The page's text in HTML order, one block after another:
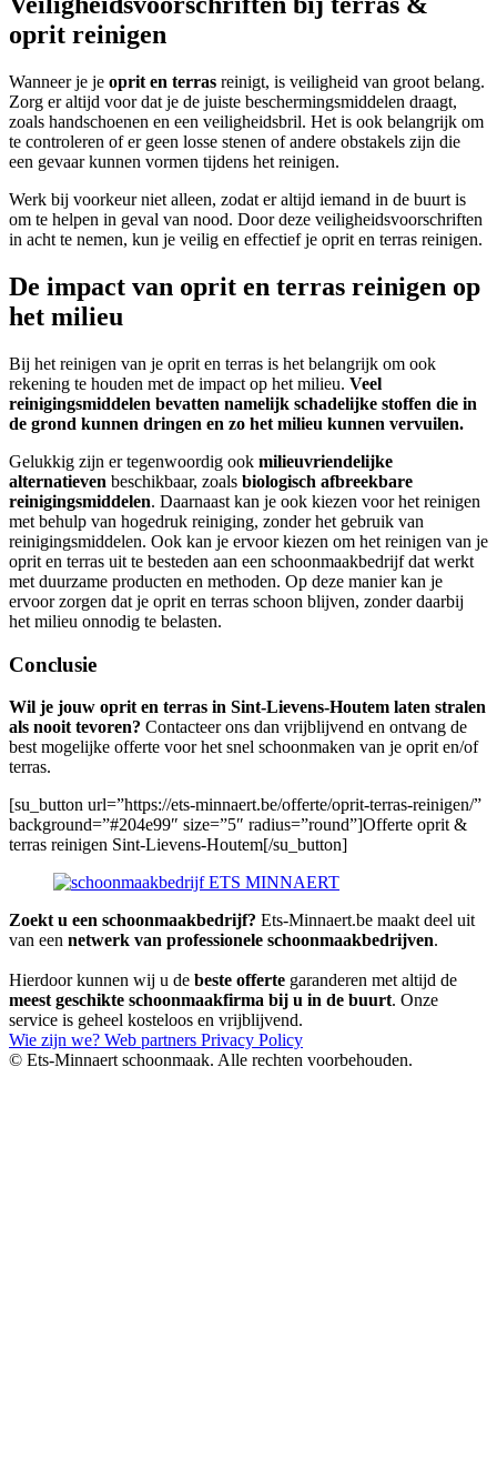
oprit reinigen
Wanneer je je oprit en terras reinigt, is veiligheid van groot belang.
Zorg er altijd voor dat je de juiste beschermingsmiddelen draagt,
zoals handschoenen en een veiligheidsbril. Het is ook belangrijk om
te controleren of er geen losse stenen of andere obstakels zijn die
een gevaar kunnen vormen tijdens het reinigen.
Werk bij voorkeur niet alleen, zodat er altijd iemand in de buurt is
om te helpen in geval van nood. Door deze veiligheidsvoorschriften
in acht te nemen, kun je veilig en effectief je oprit en terras reinigen.
De impact van oprit en terras reinigen op
het milieu
Bij het reinigen van je oprit en terras is het belangrijk om ook
rekening te houden met de impact op het milieu. Veel
reinigingsmiddelen bevatten namelijk schadelijke stoffen die in
de grond kunnen dringen en zo het milieu kunnen vervuilen.
Gelukkig zijn er tegenwoordig ook milieuvriendelijke
alternatieven beschikbaar, zoals biologisch afbreekbare
reinigingsmiddelen. Daarnaast kan je ook kiezen voor het reinigen
met behulp van hogedruk reiniging, zonder het gebruik van
reinigingsmiddelen. Ook kan je ervoor kiezen om het reinigen van je
oprit en terras uit te besteden aan een schoonmaakbedrijf dat werkt
met duurzame producten en methoden. Op deze manier kan je
ervoor zorgen dat je oprit en terras schoon blijven, zonder daarbij
het milieu onnodig te belasten.
Conclusie
Wil je jouw oprit en terras in Sint-Lievens-Houtem laten stralen
als nooit tevoren? Contacteer ons dan vrijblijvend en ontvang de
best mogelijke offerte voor het snel schoonmaken van je oprit en/of
terras.
[su_button url=”https://ets-minnaert.be/offerte/oprit-terras-reinigen/”
background=”#204e99″ size=”5″ radius=”round”]Offerte oprit &
terras reinigen Sint-Lievens-Houtem[/su_button]
Zoekt u een schoonmaakbedrijf? Ets-Minnaert.be maakt deel uit
van een netwerk van professionele schoonmaakbedrijven.
Hierdoor kunnen wij u de beste offerte garanderen met altijd de
meest geschikte schoonmaakfirma bij u in de buurt. Onze
service is geheel kosteloos en vrijblijvend.
Wie zijn we? Web partners Privacy Policy
© Ets-Minnaert schoonmaak. Alle rechten voorbehouden.